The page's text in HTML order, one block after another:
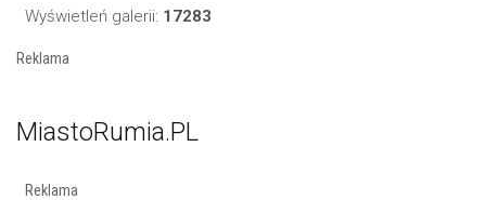
Wyświetleń galerii: 17283
Reklama
MiastoRumia.PL
Reklama